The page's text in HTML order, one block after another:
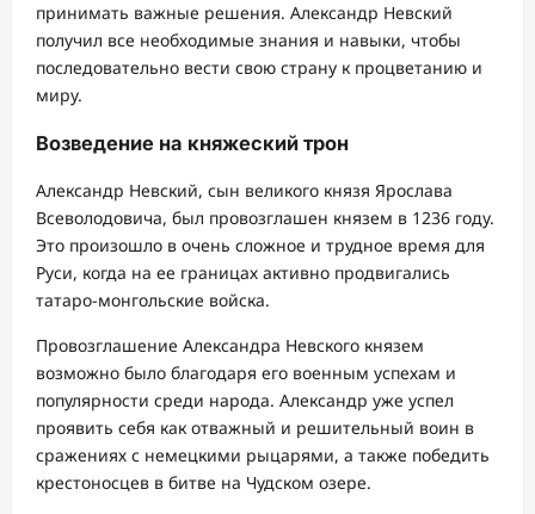
принимать важные решения. Александр Невский
получил все необходимые знания и навыки, чтобы
последовательно вести свою страну к процветанию и
миру.
Возведение на княжеский трон
Александр Невский, сын великого князя Ярослава
Всеволодовича, был провозглашен князем в 1236 году.
Это произошло в очень сложное и трудное время для
Руси, когда на ее границах активно продвигались
татаро-монгольские войска.
Провозглашение Александра Невского князем
возможно было благодаря его военным успехам и
популярности среди народа. Александр уже успел
проявить себя как отважный и решительный воин в
сражениях с немецкими рыцарями, а также победить
крестоносцев в битве на Чудском озере.